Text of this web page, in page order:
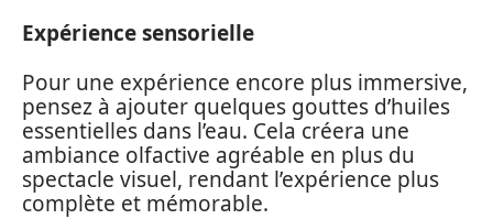
Expérience sensorielle
Pour une expérience encore plus immersive,
pensez à ajouter quelques gouttes d’huiles
essentielles dans l’eau. Cela créera une
ambiance olfactive agréable en plus du
spectacle visuel, rendant l’expérience plus
complète et mémorable.